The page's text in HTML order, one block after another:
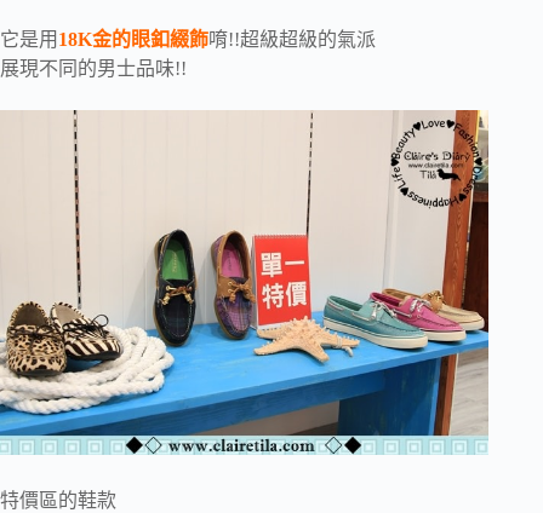
它是用 18K金的眼釦綴飾唷!!超級超級的氣派
展現不同的男士品味!!
特價區的鞋款